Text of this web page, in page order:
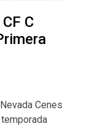
C
Cenes